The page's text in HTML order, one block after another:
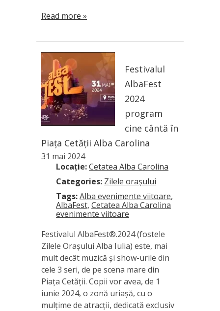
Read more »
Festivalul
AlbaFest
2024
program
cine cântă în
Piața Cetății Alba Carolina
31 mai 2024
Locație:Cetatea Alba Carolina
Categories: Zilele orașului
Tags:Alba evenimente viitoare,
AlbaFest, Cetatea Alba Carolina
evenimente viitoare
Festivalul AlbaFest®.2024 (fostele
Zilele Orașului Alba Iulia) este, mai
mult decât muzică și show-urile din
cele 3 seri, de pe scena mare din
Piața Cetății. Copii vor avea, de 1
iunie 2024, o zonă uriașă, cu o
mulțime de atracții, dedicată exclusiv